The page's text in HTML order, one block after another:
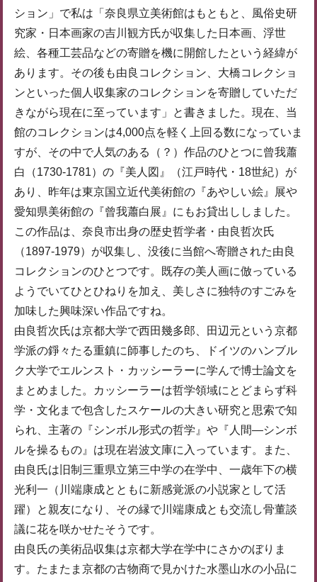
ション」で私は「奈良県立美術館はもともと、風俗史研
究家・日本画家の吉川観方氏が収集した日本画、浮世
絵、各種工芸品などの寄贈を機に開館したという経緯が
あります。その後も由良コレクション、大橋コレクショ
ンといった個人収集家のコレクションを寄贈していただ
きながら現在に至っています」と書きました。現在、当
館のコレクションは4,000点を軽く上回る数になっていま
すが、その中で人気のある（？）作品のひとつに曾我蕭
白（1730-1781）の『美人図』（江戸時代・18世紀）が
あり、昨年は東京国立近代美術館の『あやしい絵』展や
愛知県美術館の『曾我蕭白展』にもお貸出ししました。
この作品は、奈良市出身の歴史哲学者・由良哲次氏
（1897-1979）が収集し、没後に当館へ寄贈された由良
コレクションのひとつです。既存の美人画に倣っている
ようでいてひとひねりを加え、美しさに独特のすごみを
加味した興味深い作品ですね。
由良哲次氏は京都大学で西田幾多郎、田辺元という京都
学派の錚々たる重鎮に師事したのち、ドイツのハンブル
ク大学でエルンスト・カッシーラーに学んで博士論文を
まとめました。カッシーラーは哲学領域にとどまらず科
学・文化まで包含したスケールの大きい研究と思索で知
られ、主著の『シンボル形式の哲学』や『人間―シンボ
ルを操るもの』は現在岩波文庫に入っています。また、
由良氏は旧制三重県立第三中学の在学中、一歳年下の横
光利一（川端康成とともに新感覚派の小説家として活
躍）と親友になり、その縁で川端康成とも交流し骨董談
議に花を咲かせたそうです。
由良氏の美術品収集は京都大学在学中にさかのぼりま
す。たまたま京都の古物商で見かけた水墨山水の小品に